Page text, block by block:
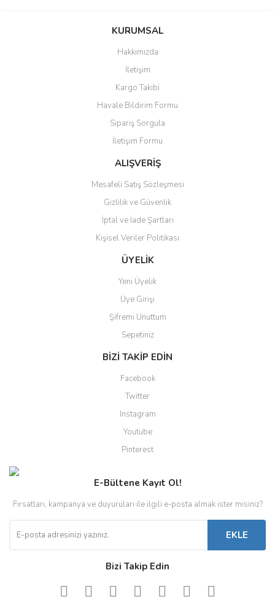
Bu ürüne ilk yorumu siz yapın!
Yorum Yaz
Ürün resmi kalitesiz, bozuk veya görüntülenemiyor.
Ürün açıklamasında eksik bilgiler bulunuyor.
Ürün bilgilerinde hatalar bulunuyor.
Ürün fiyatı diğer sitelerden daha pahalı.
Bu ürüne benzer farklı alternatifler olmalı.
Gönder
KURUMSAL
Hakkımızda
İletişim
Kargo Takibi
Havale Bildirim Formu
Sipariş Sorgula
İletişim Formu
ALIŞVERİŞ
Mesafeli Satış Sözleşmesi
Gizlilik ve Güvenlik
İptal ve İade Şartları
Kişisel Veriler Politikası
ÜYELİK
Yeni Üyelik
Üye Girişi
Şifremi Unuttum
Sepetiniz
BİZİ TAKİP EDİN
Facebook
Twitter
Instagram
Youtube
Pinterest
E-Bültene Kayıt Ol!
Fırsatları, kampanya ve duyuruları ile ilgili e-posta almak ister misiniz?
EKLE
Bizi Takip Edin